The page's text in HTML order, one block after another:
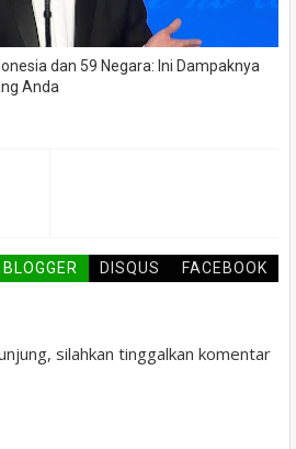
dan 59 Negara: Ini Dampaknya
Anda
BLOGGER DISQUS FACEBOOK
silahkan tinggalkan komentar